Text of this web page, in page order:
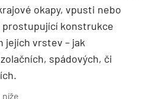
okapy, vpusti nebo
prostupující konstrukce
jejích vrstev – jak
spádových, či